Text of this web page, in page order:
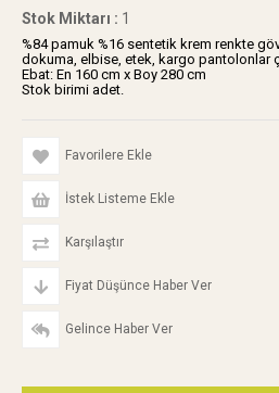
Stok Miktarı : 1
%84 pamuk %16 sentetik krem renkte
dokuma, elbise, etek, kargo pantolonlar
Ebat: En 160 cm x Boy 280 cm
Stok birimi adet.
Favorilere Ekle
İstek Listeme Ekle
Karşılaştır
Fiyat Düşünce Haber Ver
Gelince Haber Ver